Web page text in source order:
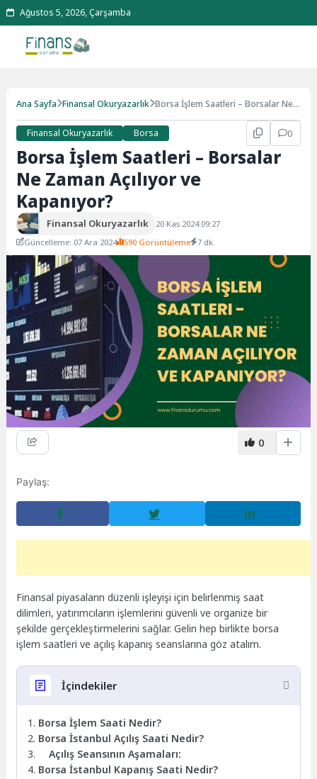
Ağustos 5, 2026, Çarşamba
Ana Sayfa Finansal Okuryazarlık Borsa İşlem Saatleri – Borsalar Ne
Finansal Okuryazarlık
Borsa 0
Borsa İşlem Saatleri – Borsalar
Ne Zaman Açılıyor ve
Kapanıyor?
Finansal Okuryazarlık
20 Kas 2024 09:27
Güncelleme: 07 Ara 2024
590 Görüntüleme 7 dk.
0
Paylaş:
Finansal piyasaların düzenli işleyişi için belirlenmiş saat
dilimleri, yatırımcıların işlemlerini güvenli ve organize bir
şekilde gerçekleştirmelerini sağlar. Gelin hep birlikte borsa
işlem saatleri ve açılış kapanış seanslarına göz atalım.
İçindekiler
Borsa İşlem Saati Nedir?
Borsa İstanbul Açılış Saati Nedir?
Açılış Seansının Aşamaları:
Borsa İstanbul Kapanış Saati Nedir?